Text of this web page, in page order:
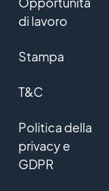
di lavoro
Stampa
T&C
Politica della
privacy e
GDPR